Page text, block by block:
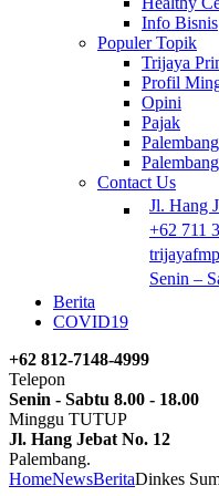
Info Bisnis
Populer Topik
Trijaya
Profil
Opini
Pajak
Contact Us
Jl. Hang
+62 711
Senin –
Berita
COVID19
+62 812-7148-4999
Telepon
Senin - Sabtu 8.00 - 18.00
Minggu TUTUP
Jl. Hang Jebat No. 12
Palembang.
HomeNewsBeritaDinkes